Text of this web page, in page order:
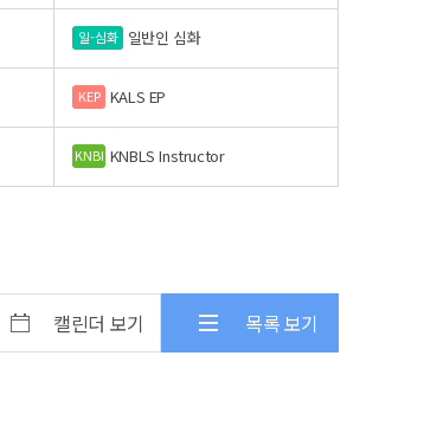
일-심화 일반인 심화
KEP KALS EP
KNBI KNBLS Instructor
캘린더 보기 목록 보기